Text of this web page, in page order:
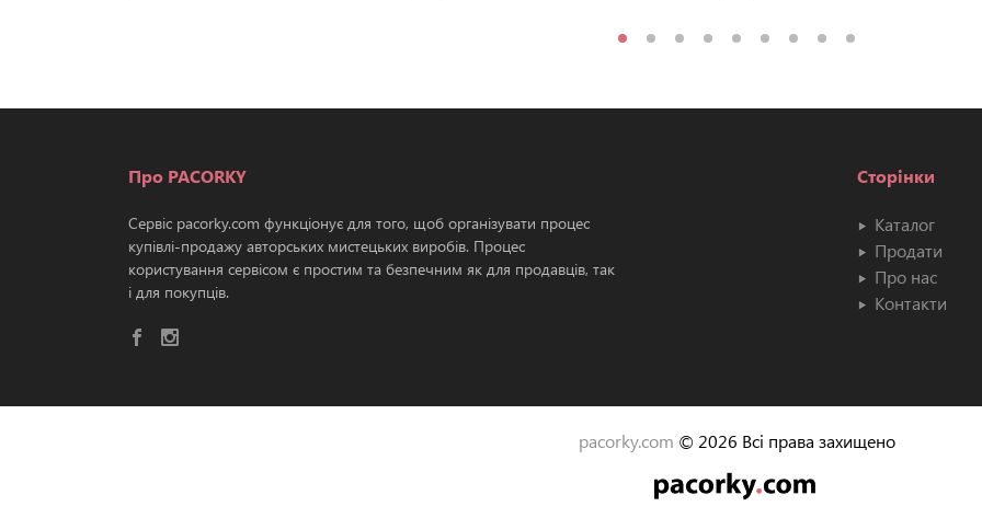
Про PACORKY
Сервіс pacorky.com функціонує для того, щоб організувати процес
купівлі-продажу авторських мистецьких виробів. Процес
користування сервісом є простим та безпечним як для продавців, так
і для покупців.
Сторінки
Каталог
Продати
Про нас
Контакти
pacorky.com © 2026 Всі права захищено